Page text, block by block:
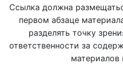
Ссылка должна
первом абзаце
разделять точку
ответственности за
материалов